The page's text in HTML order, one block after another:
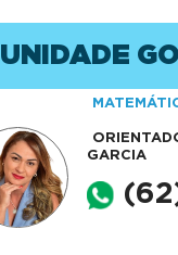
UNIDADE
GARCIA